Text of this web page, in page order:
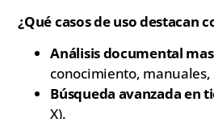
¿Qué casos de uso destacan
Análisis documental
conocimiento, manuales,
Búsqueda avanzada en
X).